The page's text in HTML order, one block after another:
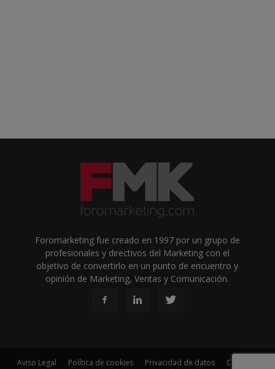
Foromarketing fue creado en 1997 por un grupo de
profesionales y directivos del Marketing con el
objetivo de convertirlo en un punto de encuentro y
opinión de Marketing, Ventas y Comunicación.
Aviso Legal Política de cookies Privacidad de datos Contacto